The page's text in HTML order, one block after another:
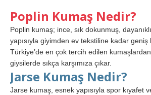
Poplin Kumaş Nedir?
Poplin kumaş; ince, sık dokunmuş,
yapısıyla giyimden ev tekstiline kadar geniş
Türkiye’de en çok tercih edilen
giysilerde sıkça karşımıza çıkar.
Jarse Kumaş Nedir?
Jarse kumaş, esnek yapısıyla spor kıyafet